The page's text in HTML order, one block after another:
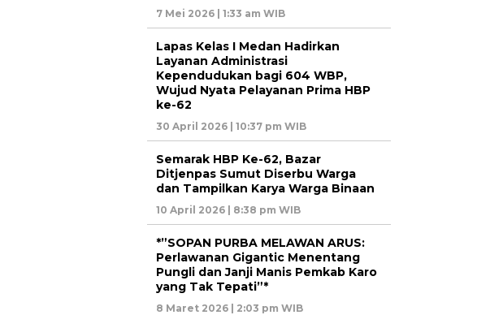
7 Mei 2026 | 1:33 am WIB
Lapas Kelas I Medan Hadirkan
Layanan Administrasi
Kependudukan bagi 604 WBP,
Wujud Nyata Pelayanan Prima HBP
ke-62
30 April 2026 | 10:37 pm WIB
Semarak HBP Ke-62, Bazar
Ditjenpas Sumut Diserbu Warga
dan Tampilkan Karya Warga Binaan
10 April 2026 | 8:38 pm WIB
*”SOPAN PURBA MELAWAN ARUS:
Perlawanan Gigantic Menentang
Pungli dan Janji Manis Pemkab Karo
yang Tak Tepati”*
8 Maret 2026 | 2:03 pm WIB